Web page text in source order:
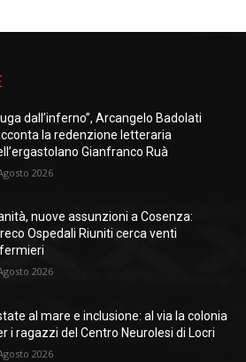
dall’inferno”, Arcangelo Badolati
la redenzione letteraria
Gianfranco Ruà
2026
nuove assunzioni a Cosenza:
Ospedali Riuniti cerca venti
2026
al mare e inclusione: al via la colonia
i ragazzi del Centro Neurolesi di Locri
2026